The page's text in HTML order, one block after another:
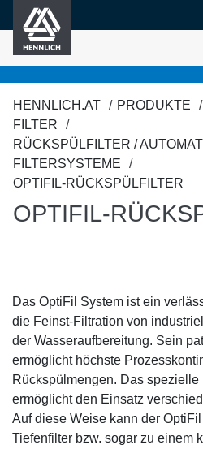
springen
HENNLICH.AT PRODUKTE
FILTER
RÜCKSPÜLFILTER /
FILTERSYSTEME
OPTIFIL-RÜCKSPÜLFILTER
OPTIFIL-
Das OptiFil System ist ein
die Feinst-Filtration von
der Wasseraufbereitung. Sein
ermöglicht höchste
Rückspülmengen. Das
ermöglicht den Einsatz
Auf diese Weise kann der
Tiefenfilter bzw. sogar zu einem